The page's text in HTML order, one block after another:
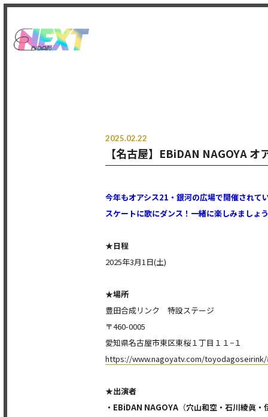
2025.02.22
【名古屋】EBiDAN NAGOYA
今年もオアシス21・銀河の広場で開催されて
スケートに歌にダンス！一緒に楽しみましょ
★日程
2025年3月1日(土)
★場所
豊田合成リンク 特設ステージ
〒460-0005
愛知県名古屋市東区東桜１丁目１１−１
https://www.nagoyatv.com/
★出演者
・EBiDAN NAGOYA （穴山和空・石川綾眞・